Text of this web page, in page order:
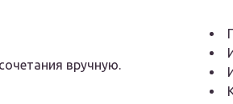
вручную.